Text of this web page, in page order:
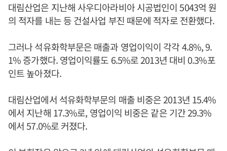
대림산업은 지난해 사우디아라비아 시공법인이 5043억 원
의 적자를 내는 등 건설사업 부진 때문에 적자로 전환했다.
그러나 석유화학부문은 매출과 영업이익이 각각 4.8%, 9.
1% 증가했다. 영업이익률도 6.5%로 2013년 대비 0.3%포
인트 높아졌다.
대림산업에서 석유화학부문의 매출 비중은 2013년 15.4%
에서 지난해 17.3%로, 영업이익 비중은 같은 기간 29.3%
에서 57.0%로 커졌다.